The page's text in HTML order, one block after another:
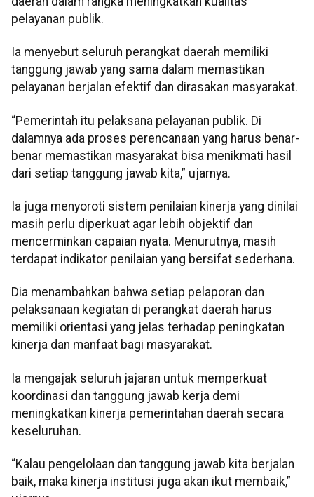
pelayanan publik.
Ia menyebut seluruh perangkat daerah memiliki
tanggung jawab yang sama dalam memastikan
pelayanan berjalan efektif dan dirasakan masyarakat.
“Pemerintah itu pelaksana pelayanan publik. Di
dalamnya ada proses perencanaan yang harus benar-
benar memastikan masyarakat bisa menikmati hasil
dari setiap tanggung jawab kita,” ujarnya.
Ia juga menyoroti sistem penilaian kinerja yang dinilai
masih perlu diperkuat agar lebih objektif dan
mencerminkan capaian nyata. Menurutnya, masih
terdapat indikator penilaian yang bersifat sederhana.
Dia menambahkan bahwa setiap pelaporan dan
pelaksanaan kegiatan di perangkat daerah harus
memiliki orientasi yang jelas terhadap peningkatan
kinerja dan manfaat bagi masyarakat.
Ia mengajak seluruh jajaran untuk memperkuat
koordinasi dan tanggung jawab kerja demi
meningkatkan kinerja pemerintahan daerah secara
keseluruhan.
“Kalau pengelolaan dan tanggung jawab kita berjalan
baik, maka kinerja institusi juga akan ikut membaik,”